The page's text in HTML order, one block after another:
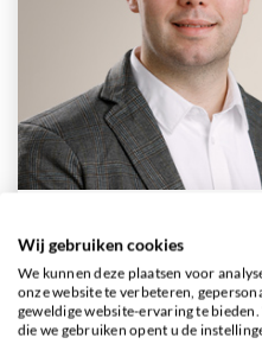
Woensdag 16 september,
Genneper Afscheidshuis,
Eindhoven
Wij gebruiken cookies
We kunnen deze plaatsen voor
onze website te verbeteren,
geweldige website-ervaring te
die we gebruiken opent u de